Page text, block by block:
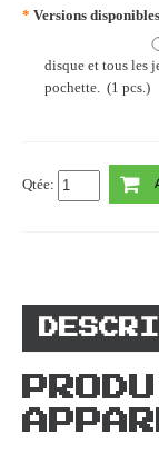
* Versions
disque et tous les
pochette. (1 pcs.)
Qtée: